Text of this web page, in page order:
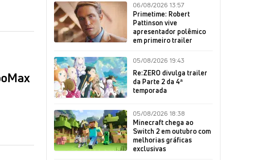
06/08/2026 13:57
Primetime: Robert
Pattinson vive
apresentador polêmico
em primeiro trailer
05/08/2026 19:43
Re:ZERO divulga trailer
da Parte 2 da 4ª
temporada
05/08/2026 18:38
Minecraft chega ao
Switch 2 em outubro com
melhorias gráficas
exclusivas